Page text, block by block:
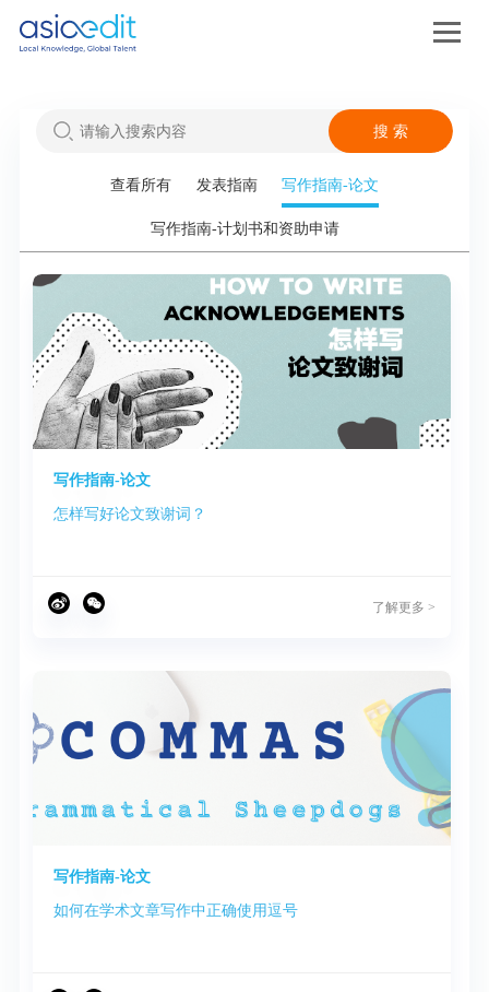
查看所有 发表指南 写作指南-论文
写作指南-计划书和资助申请
写作指南-论文
怎样写好论文致谢词？
了解更多 >
写作指南-论文
如何在学术文章写作中正确使用逗号